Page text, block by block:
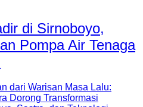
di Sirnoboyo,
Pompa Air Tenaga